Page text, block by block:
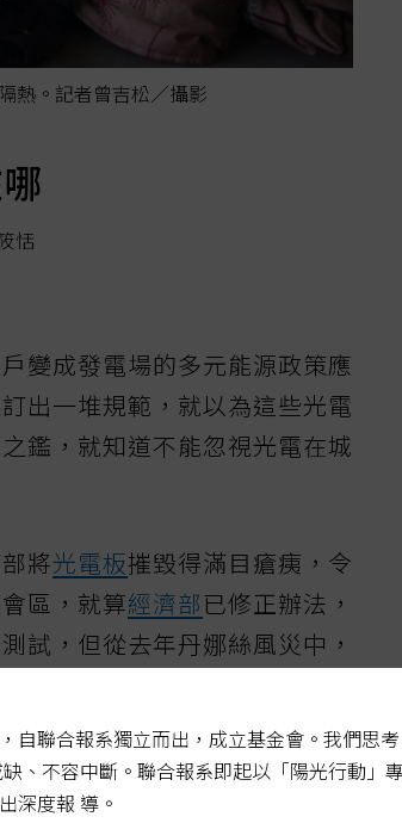
熱。記者曾吉松／攝影
恬
變成發電場的多元能源政策應
出一堆規範，就以為這些光電
鑑，就知道不能忽視光電在城
將光電板摧毀得滿目瘡痍，令
區，就算經濟部已修正辦法，
試，但從去年丹娜絲風災中，
來看，一旦強風將光電板吹得
。根據內政部建築研究所報告
自聯合報系獨立而出，成立基金會。我們思
、不容中斷。聯合報系即起以「陽光行動」
深度報 導。